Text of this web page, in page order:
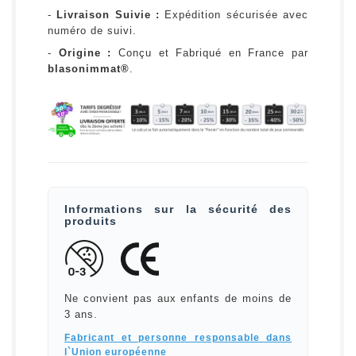
- Livraison Suivie :
Expédition sécurisée avec
numéro de suivi.
- Origine :
Conçu et Fabriqué en France par
blasonimmat®.
Informations sur la sécurité des
produits
Ne convient pas aux enfants de moins de
3 ans.
Fabricant et personne responsable dans
l`Union européenne